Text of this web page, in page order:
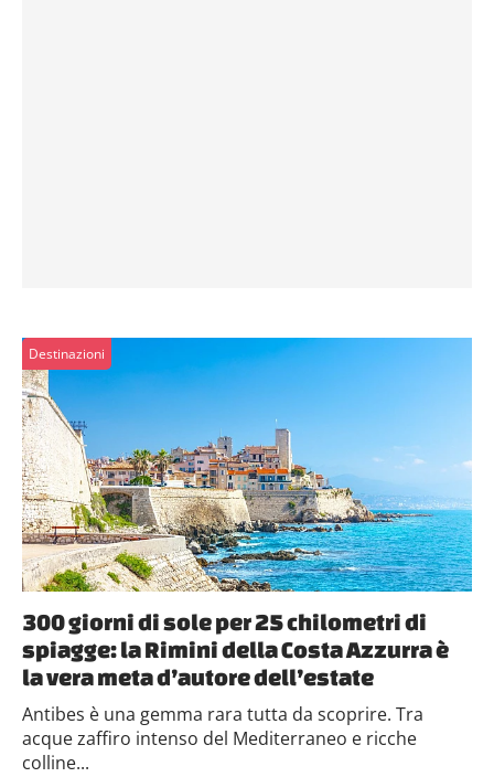
Destinazioni
300 giorni di sole per 25 chilometri di
spiagge: la Rimini della Costa Azzurra è
la vera meta d’autore dell’estate
Antibes è una gemma rara tutta da scoprire. Tra
acque zaffiro intenso del Mediterraneo e ricche
colline...